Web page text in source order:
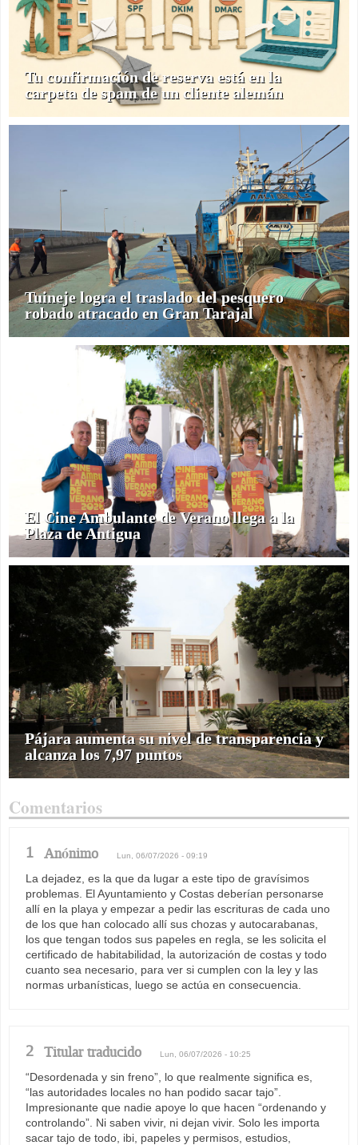
Tu confirmación de reserva está en la
carpeta de spam de un cliente alemán
Tuineje logra el traslado del pesquero
robado atracado en Gran Tarajal
El Cine Ambulante de Verano llega a la
Plaza de Antigua
Pájara aumenta su nivel de transparencia y
alcanza los 7,97 puntos
Comentarios
1 Anónimo Lun, 06/07/2026 - 09:19
La dejadez, es la que da lugar a este tipo de gravísimos
problemas. El Ayuntamiento y Costas deberían personarse
allí en la playa y empezar a pedir las escrituras de cada uno
de los que han colocado allí sus chozas y autocarabanas,
los que tengan todos sus papeles en regla, se les solicita el
certificado de habitabilidad, la autorización de costas y todo
cuanto sea necesario, para ver si cumplen con la ley y las
normas urbanísticas, luego se actúa en consecuencia.
2 Titular traducido Lun, 06/07/2026 - 10:25
“Desordenada y sin freno”, lo que realmente significa es,
“las autoridades locales no han podido sacar tajo”.
Impresionante que nadie apoye lo que hacen “ordenando y
controlando”. Ni saben vivir, ni dejan vivir. Solo les importa
sacar tajo de todo, ibi, papeles y permisos, estudios,